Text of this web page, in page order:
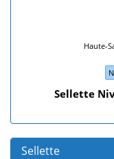
Haute-
Sellette
Sellette